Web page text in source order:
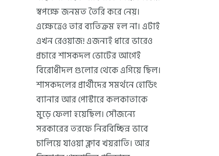
স্বপক্ষে জনমত তৈরি করে নেয়।
এক্ষেত্রেও তার ব্যতিক্রম হল না। এটাই
এখন রেওয়াজ! এজন্যই ধারে ভারেও
প্রচারে শাসকদল ভোটের আগেই
বিরোধীদল গুলোর থেকে এগিয়ে ছিল।
শাসকদলের প্রার্থীদের সমর্থনে হোর্ডিং
ব্যানার আর পোস্টারে কলকাতাকে
মুড়ে ফেলা হয়েছিল। সৌজন্যে
সরকারের তরফে নিরবিচ্ছিন্ন ভাবে
চালিয়ে যাওয়া ক্লাব খয়রাতি। আর